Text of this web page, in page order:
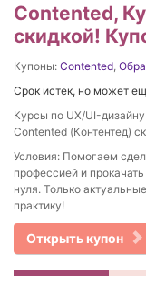
Contented,
скидкой!
Купоны: Contented
Срок истек, но может
Курсы по UX/UI-
Contented (Контентед)
Условия: Помогаем
профессией и
нуля. Только
практику!
Открыть купон